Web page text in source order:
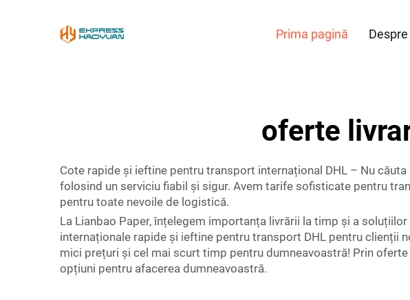
Prima pagină
oferte
Cote rapide și ieftine pentru transport internațional DHL – Nu
folosind un serviciu fiabil și sigur. Avem tarife sofisticate pentru
pentru toate nevoile de logistică.
La Lianbao Paper, înțelegem importanța livrării la timp și a
internaționale rapide și ieftine pentru transport DHL pentru clienții
mici prețuri și cel mai scurt timp pentru dumneavoastră! Prin
opțiuni pentru afacerea dumneavoastră.